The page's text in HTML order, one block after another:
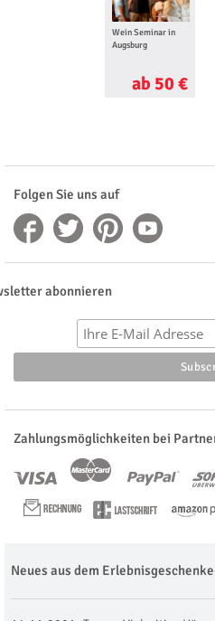
Wein Seminar in
Augsburg
ab 50 €
Folgen Sie uns auf
abonnieren
Zahlungsmöglichkeiten bei
Neues aus dem